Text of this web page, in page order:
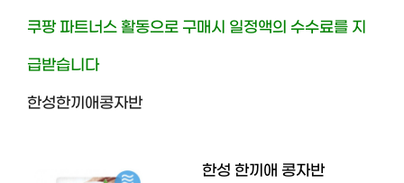
쿠팡 파트너스 활동으로 구매시 일정액의 수수료를 지
급받습니다
한성한끼애콩자반
한성 한끼애 콩자반